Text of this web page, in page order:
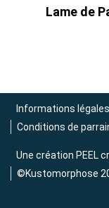
Lame de
Informations légales
Conditions de
Une création PEEL
©Kustomorphose